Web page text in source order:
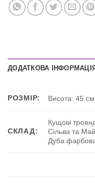
ДОДАТКОВА ІНФОРМАЦІЯ
РОЗМІР: Висота: 45
СКЛАД:
Кущові
Сільва та
Дуба